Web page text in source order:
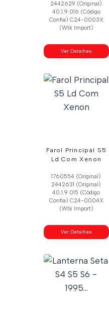
2442629 (Original)
40.1.9.016 (Código
Confia) C24-0003X
(Wtk Import)
Ver Detalhes
Farol Principal S5
Ld Com Xenon
1760554 (Original)
2442631 (Original)
40.1.9.015 (Código
Confia) C24-0004X
(Wtk Import)
Ver Detalhes